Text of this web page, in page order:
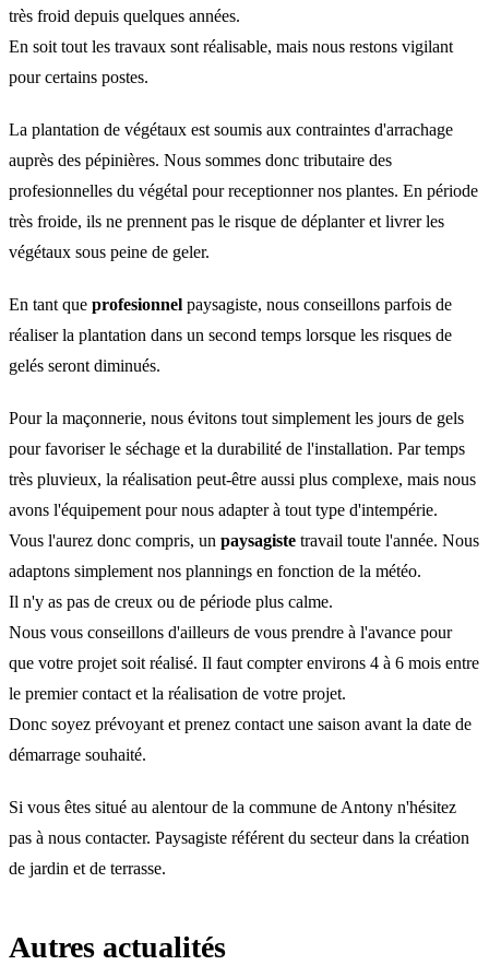
très froid depuis quelques années.
En soit tout les travaux sont réalisable, mais nous restons vigilant
pour certains postes.
La plantation de végétaux est soumis aux contraintes d'arrachage
auprès des pépinières. Nous sommes donc tributaire des
profesionnelles du végétal pour receptionner nos plantes. En période
très froide, ils ne prennent pas le risque de déplanter et livrer les
végétaux sous peine de geler.
En tant que profesionnel paysagiste, nous conseillons parfois de
réaliser la plantation dans un second temps lorsque les risques de
gelés seront diminués.
Pour la maçonnerie, nous évitons tout simplement les jours de gels
pour favoriser le séchage et la durabilité de l'installation. Par temps
très pluvieux, la réalisation peut-être aussi plus complexe, mais nous
avons l'équipement pour nous adapter à tout type d'intempérie.
Vous l'aurez donc compris, un paysagiste travail toute l'année. Nous
adaptons simplement nos plannings en fonction de la météo.
Il n'y as pas de creux ou de période plus calme.
Nous vous conseillons d'ailleurs de vous prendre à l'avance pour
que votre projet soit réalisé. Il faut compter environs 4 à 6 mois entre
le premier contact et la réalisation de votre projet.
Donc soyez prévoyant et prenez contact une saison avant la date de
démarrage souhaité.
Si vous êtes situé au alentour de la commune de Antony n'hésitez
pas à nous contacter. Paysagiste référent du secteur dans la création
de jardin et de terrasse.
Autres actualités